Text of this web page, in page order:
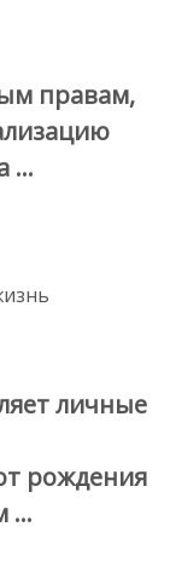
правам,
…
личные
рождения
…